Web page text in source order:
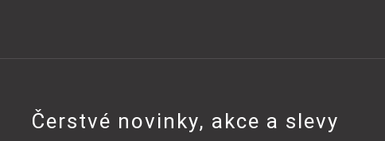
Čerstvé novinky, akce a slevy